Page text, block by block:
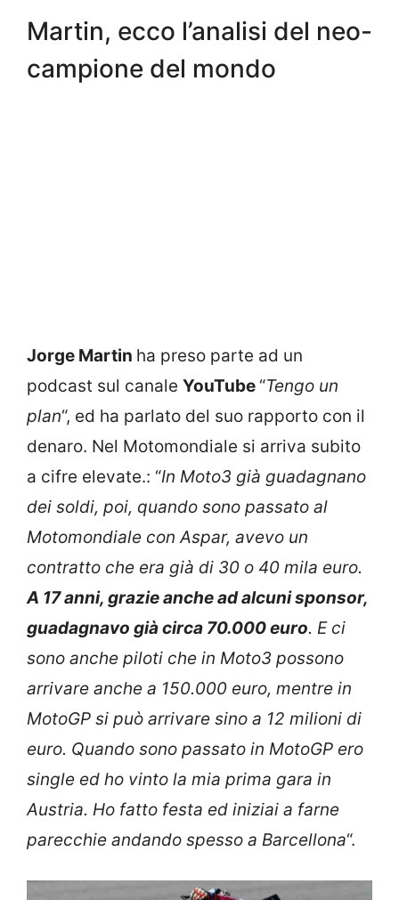
Martin, ecco l’analisi del neo-
campione del mondo
Jorge Martin ha preso parte ad un
podcast sul canale YouTube “Tengo un
plan“, ed ha parlato del suo rapporto con il
denaro. Nel Motomondiale si arriva subito
a cifre elevate.: “In Moto3 già guadagnano
dei soldi, poi, quando sono passato al
Motomondiale con Aspar, avevo un
contratto che era già di 30 o 40 mila euro.
A 17 anni, grazie anche ad alcuni sponsor,
guadagnavo già circa 70.000euro. E ci
sono anche piloti che in Moto3 possono
arrivare anche a 150.000 euro, mentre in
MotoGP si può arrivare sino a 12 milioni di
euro. Quando sono passato in MotoGP ero
single ed ho vinto la mia prima gara in
Austria. Ho fatto festa ed iniziai a farne
parecchie andando spesso a Barcellona“.